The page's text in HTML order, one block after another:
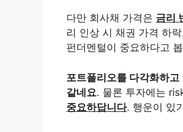
다만 회사채 가격은 금리
리 인상 시 채권 가격 하
펀더멘털이 중요하다고
포트폴리오를 다각화하
같네요. 물론 투자에는
중요하답니다. 행운이 있